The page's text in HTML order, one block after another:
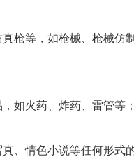
枪等，如枪械、枪械仿
如火药、炸药、雷管等；
、情色小说等任何形式